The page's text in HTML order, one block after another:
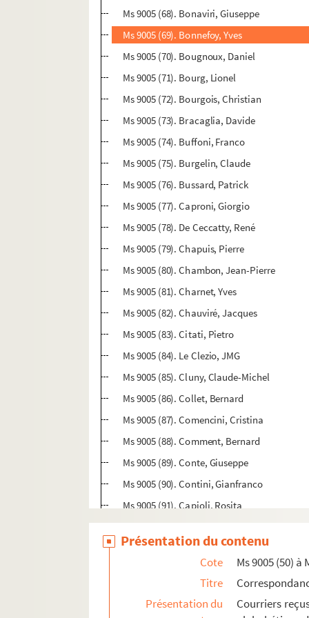
Ms 9005 (68). Bonaviri, Giuseppe
Ms 9005 (69). Bonnefoy, Yves
Ms 9005 (70). Bougnoux, Daniel
Ms 9005 (71). Bourg, Lionel
Ms 9005 (72). Bourgois, Christian
Ms 9005 (73). Bracaglia, Davide
Ms 9005 (74). Buffoni, Franco
Ms 9005 (75). Burgelin, Claude
Ms 9005 (76). Bussard, Patrick
Ms 9005 (77). Caproni, Giorgio
Ms 9005 (78). De Ceccatty, René
Ms 9005 (79). Chapuis, Pierre
Ms 9005 (80). Chambon, Jean-Pierre
Ms 9005 (81). Charnet, Yves
Ms 9005 (82). Chauviré, Jacques
Ms 9005 (83). Citati, Pietro
Ms 9005 (84). Le Clezio, JMG
Ms 9005 (85). Cluny, Claude-Michel
Ms 9005 (86). Collet, Bernard
Ms 9005 (87). Comencini, Cristina
Ms 9005 (88). Comment, Bernard
Ms 9005 (89). Conte, Giuseppe
Ms 9005 (90). Contini, Gianfranco
Ms 9005 (91). Capioli, Rosita
Ms 9005 (92). Crépu, Michel
Ms 9005 (93). Cucchi, Maurizio
Ms 9005 (94). Darras, Jacques
Ms 9005 (95). De Angelis, Milo
Ms 9005 (96). Deguy, Michel
Présentation du contenu
Cote
Ms 9005 (50) à
Titre
Présentation du
Courriers